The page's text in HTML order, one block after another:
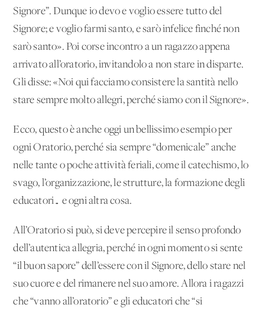
Signore”. Dunque io devo e voglio essere tutto del
Signore; e voglio farmi santo, e sarò infelice finché non
sarò santo». Poi corse incontro a un ragazzo appena
arrivato all’oratorio, invitandolo a non stare in disparte.
Gli disse: «Noi qui facciamo consistere la santità nello
stare sempre molto allegri, perché siamo con il Signore».
Ecco, questo è anche oggi un bellissimo esempio per
ogni Oratorio, perché sia sempre “domenicale” anche
nelle tante o poche attività feriali, come il catechismo, lo
svago, l’organizzazione, le strutture, la formazione degli
educatori… e ogni altra cosa.
All’Oratorio si può, si deve percepire il senso profondo
dell’autentica allegria, perché in ogni momento si sente
“il buon sapore” dell’essere con il Signore, dello stare nel
suo cuore e del rimanere nel suo amore. Allora i ragazzi
che “vanno all’oratorio” e gli educatori che “si